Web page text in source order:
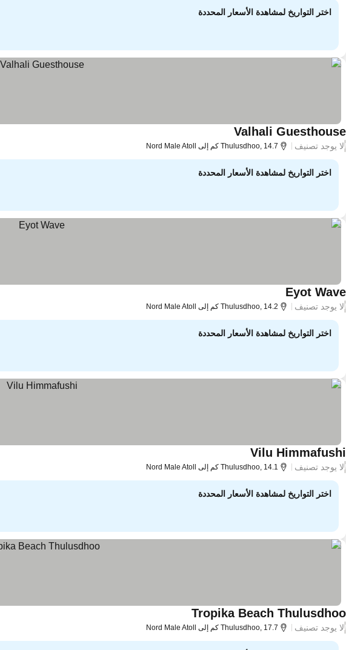
اختر التواريخ لمشاهدة الأسعار المحددة
Valhali Guesthouse
/لا يوجد تصنيف Thulusdhoo, 14.7 كم إلى Nord Male Atoll
اختر التواريخ لمشاهدة الأسعار المحددة
Eyot Wave
/لا يوجد تصنيف Thulusdhoo, 14.2 كم إلى Nord Male Atoll
اختر التواريخ لمشاهدة الأسعار المحددة
Vilu Himmafushi
/لا يوجد تصنيف Thulusdhoo, 14.1 كم إلى Nord Male Atoll
اختر التواريخ لمشاهدة الأسعار المحددة
Tropika Beach Thulusdhoo
/لا يوجد تصنيف Thulusdhoo, 17.7 كم إلى Nord Male Atoll